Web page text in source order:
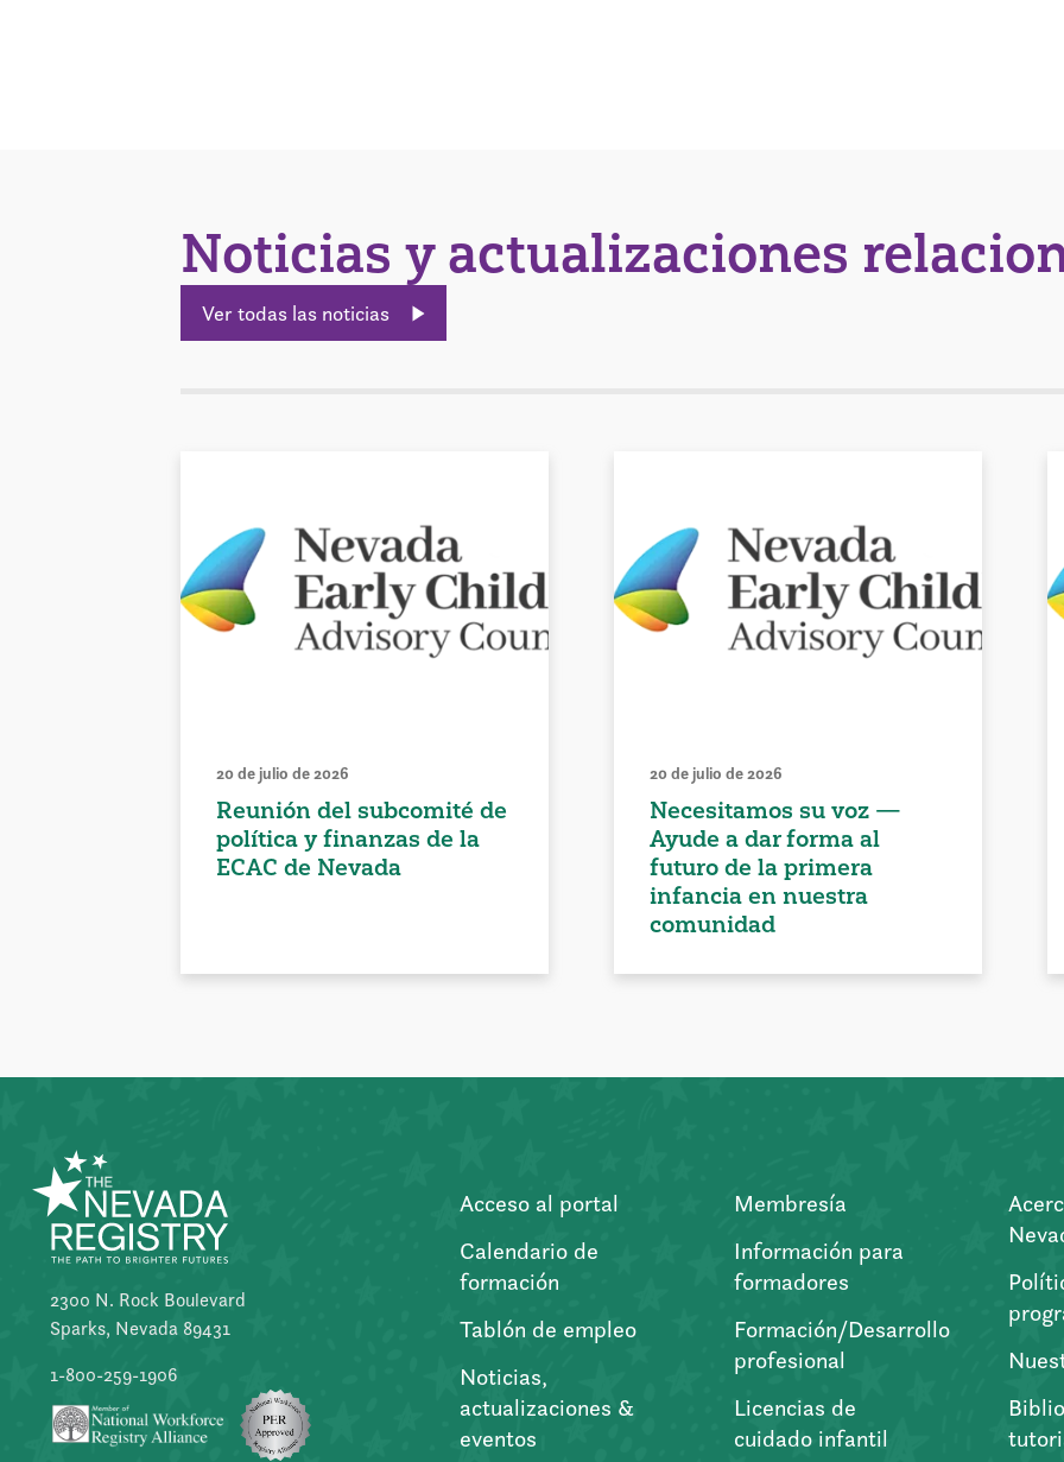
Noticias y actualizaciones
Ver todas las noticias
20 de julio de 2026
Reunión del subcomité de
política y finanzas de la
ECAC de Nevada
20 de julio de 2026
Necesitamos su voz —
Ayude a dar forma al
futuro de la primera
infancia en nuestra
comunidad
2300 N. Rock Boulevard
Sparks, Nevada 89431
1-800-259-1906
Acceso al portal
Calendario de
formación
Tablón de empleo
Noticias,
actualizaciones &
eventos
Membresía
Información para
formadores
Formación/Desarrollo
profesional
Licencias de
cuidado infantil